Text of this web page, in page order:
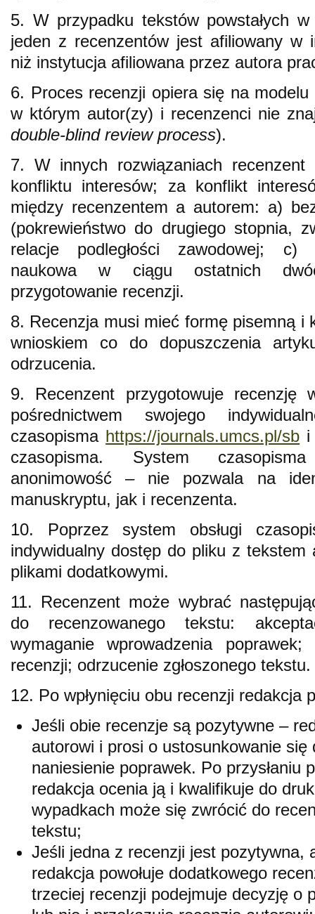
5. W przypadku tekstów powstałych
jeden z recenzentów jest afiliowany w
niż instytucja afiliowana przez autora
6. Proces recenzji opiera się na
w którym autor(zy) i recenzenci nie
double-blind review process).
7. W innych rozwiązaniach recenzent
konfliktu interesów; za konflikt
między recenzentem a autorem: a)
(pokrewieństwo do drugiego stopnia,
relacje podległości zawodowej; c)
naukowa w ciągu ostatnich
przygotowanie recenzji.
8. Recenzja musi mieć formę pisemną i
wnioskiem co do dopuszczenia
odrzucenia.
9. Recenzent przygotowuje recenzję
pośrednictwem swojego
czasopisma https://journals.umcs.pl/sb i
czasopisma. System
anonimowość – nie pozwala na
manuskryptu, jak i recenzenta.
10. Poprzez system obsługi
indywidualny dostęp do pliku z tekstem
plikami dodatkowymi.
11. Recenzent może wybrać
do recenzowanego tekstu:
wymaganie wprowadzenia
recenzji; odrzucenie zgłoszonego tekstu.
12. Po wpłynięciu obu recenzji redakcja
Jeśli obie recenzje są pozytywne –
autorowi i prosi o ustosunkowanie się
naniesienie poprawek. Po przysłaniu
redakcja ocenia ją i kwalifikuje do
wypadkach może się zwrócić do
tekstu;
Jeśli jedna z recenzji jest pozytywna,
redakcja powołuje dodatkowego
trzeciej recenzji podejmuje decyzję o